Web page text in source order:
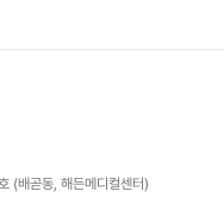
(배곧동, 해든메디컬센터)